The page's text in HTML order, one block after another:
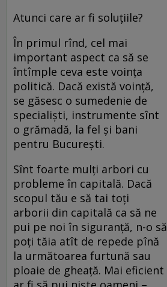
Atunci care ar fi soluțiile?
În primul rînd, cel mai
important aspect ca să se
întîmple ceva este voința
politică. Dacă există voință,
se găsesc o sumedenie de
specialiști, instrumente sînt
o grămadă, la fel și bani
pentru București.
Sînt foarte mulți arbori cu
probleme în capitală. Dacă
scopul tău e să tai toți
arborii din capitală ca să ne
pui pe noi în siguranță, n-o să
poți tăia atît de repede pînă
la următoarea furtună sau
ploaie de gheață. Mai eficient